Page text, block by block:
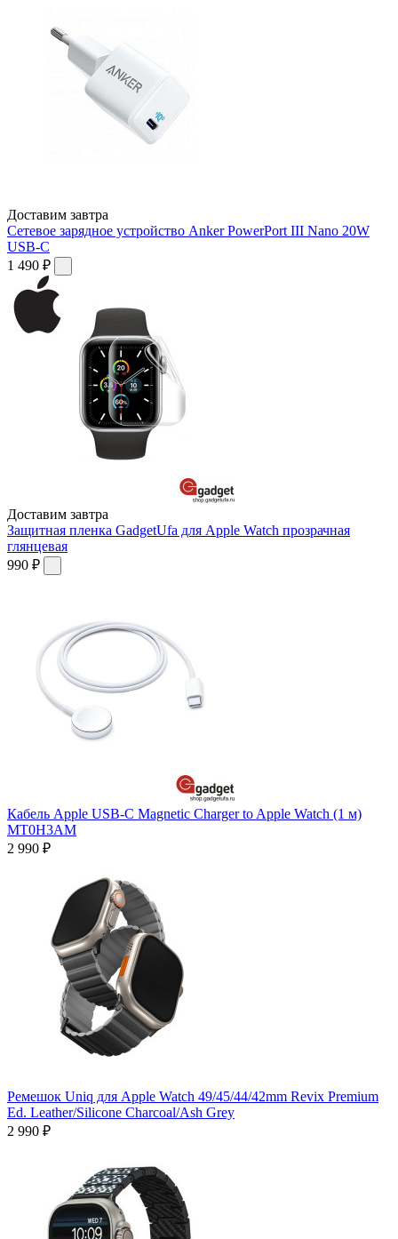
Доставим завтра
Сетевое зарядное устройство Anker PowerPort III Nano 20W
USB-C
1 490 ₽
Доставим завтра
Защитная пленка GadgetUfa для Apple Watch прозрачная
глянцевая
990 ₽
Кабель Apple USB‑C Magnetic Charger to Apple Watch (1 м)
MT0H3AM
2 990 ₽
Ремешок Uniq для Apple Watch 49/45/44/42mm Revix Premium
Ed. Leather/Silicone Charcoal/Ash Grey
2 990 ₽